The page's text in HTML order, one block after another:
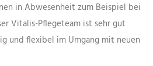
in Abwesenheit zum Beispiel bei
Vitalis-Pflegeteam ist sehr gut
und flexibel im Umgang mit neuen